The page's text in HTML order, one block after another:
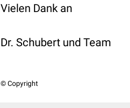
Vielen Dank an
Dr. Schubert und Team
© Copyright